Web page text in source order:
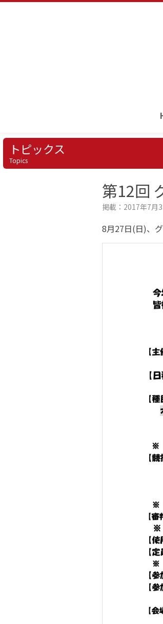
トピックス
Topics
第12回
掲載：2017年7月
8月27日(日)、